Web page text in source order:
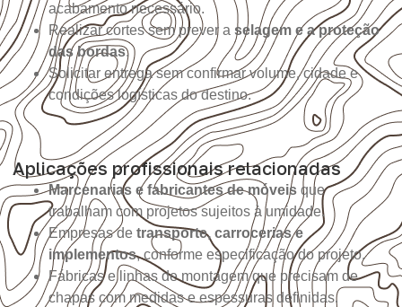
acabamento necessário.
Realizar cortes sem prever a selagem e a proteção
das bordas.
Solicitar entrega sem confirmar volume, cidade e
condições logísticas do destino.
Aplicações profissionais relacionadas
Marcenarias e fabricantes de móveis que
trabalham com projetos sujeitos à umidade.
Empresas de transporte, carrocerias e
implementos, conforme especificação do projeto.
Fábricas e linhas de montagem que precisam de
chapas com medidas e espessuras definidas.